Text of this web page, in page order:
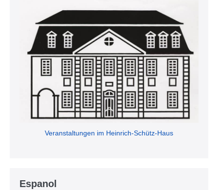
Veranstaltungen im Heinrich-Schütz-Haus
Espanol